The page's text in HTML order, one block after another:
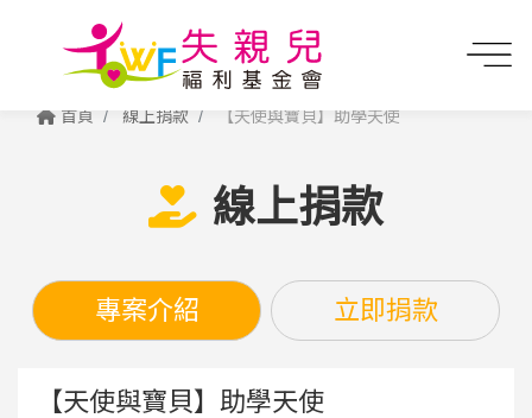
首頁 線上捐款 【天使與寶貝】助學天使
線上捐款
專案介紹 立即捐款
【天使與寶貝】助學天使